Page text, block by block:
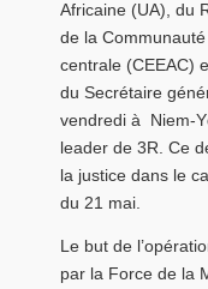
Africaine (UA), du
de la
centrale (CEEAC)
du Secrétaire
vendredi à Niem-
leader de 3R. Ce
la justice dans le
du 21 mai.
Le but de
par la Force de la